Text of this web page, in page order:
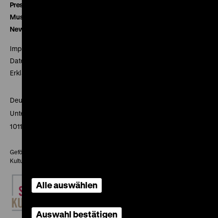
Presse
Museumsverein
Newsletter
Impressum
Datenschutz
Erklärung digitale Barrierefreiheit
Deutsches Historisches Museum
Unter den Linden 2
10117 Berlin
Gefördert mit Mitteln des Beauftragten der Bundesregierung für
Kultur und Medien
Alle auswählen
Auswahl bestätigen